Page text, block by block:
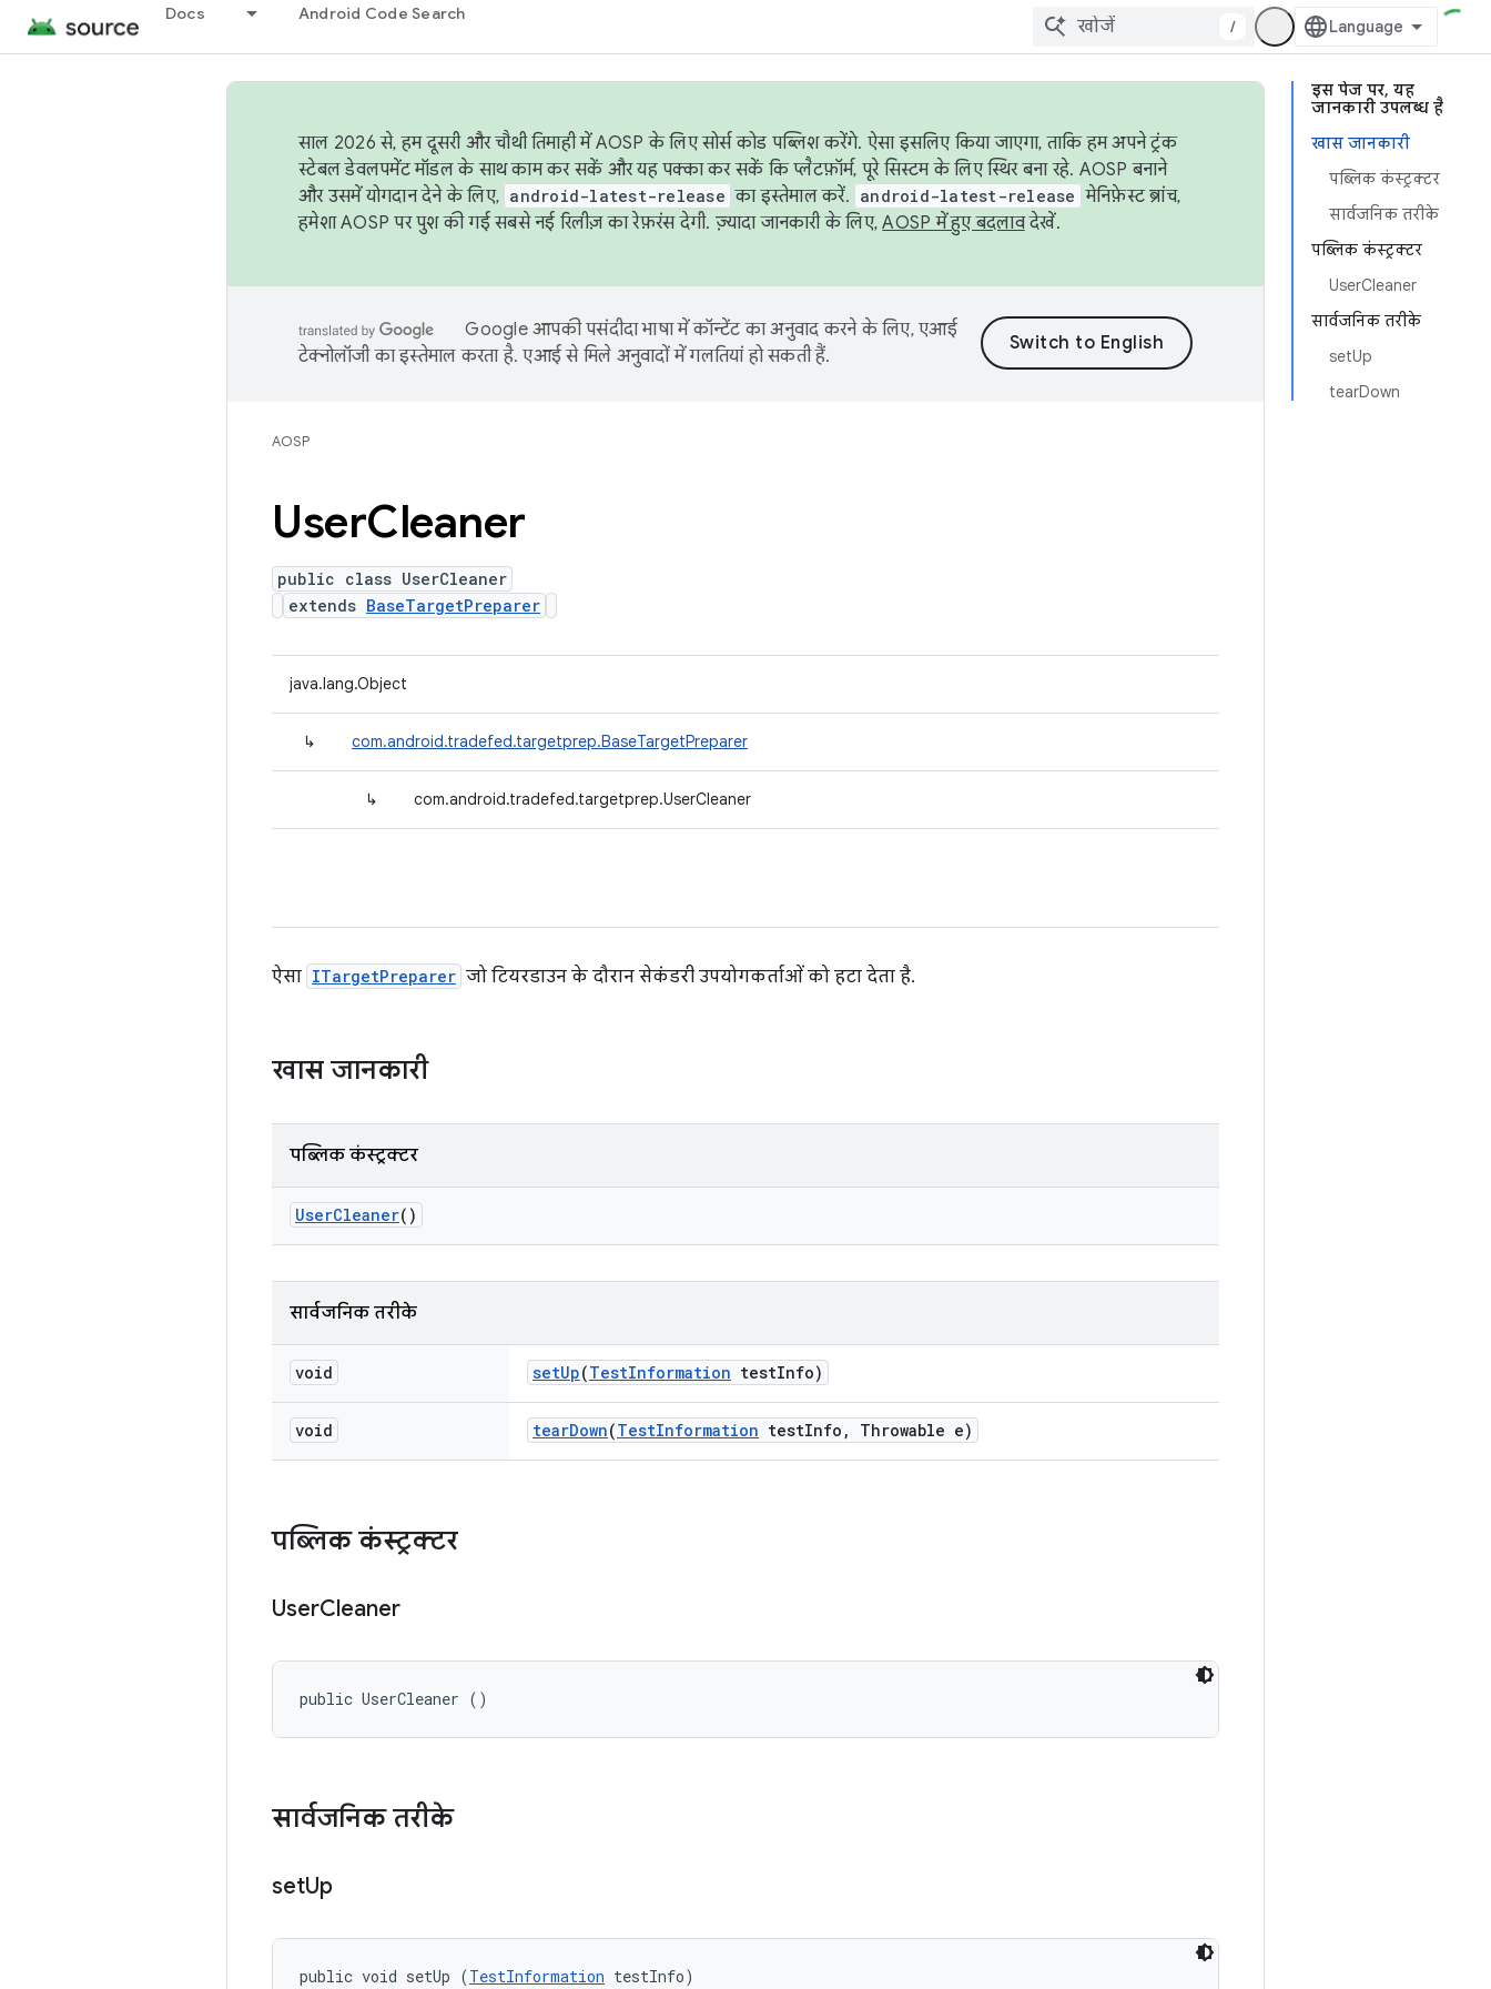
Docs Android Code Search
/
इस पेज पर, यह
जानकारी उपलब्ध है
खास जानकारी
पब्लिक कंस्ट्रक्टर
सार्वजनिक तरीके
पब्लिक कंस्ट्रक्टर
UserCleaner
सार्वजनिक तरीके
setUp
tearDown
साल 2026 से, हम दूसरी और चौथी तिमाही में AOSP के लिए सोर्स कोड पब्लिश करेंगे. ऐसा इसलिए किया जाएगा, ताकि हम अपने ट्रंक
स्टेबल डेवलपमेंट मॉडल के साथ काम कर सकें और यह पक्का कर सकें कि प्लैटफ़ॉर्म, पूरे सिस्टम के लिए स्थिर बना रहे. AOSP बनाने
और उसमें योगदान देने के लिए, android-latest-release का इस्तेमाल करें. android-latest-release मेनिफ़ेस्ट ब्रांच,
हमेशा AOSP पर पुश की गई सबसे नई रिलीज़ का रेफ़रंस देगी. ज़्यादा जानकारी के लिए,AOSP में हुए बदलावदेखें.
Google आपकी पसंदीदा भाषा में कॉन्टेंट का अनुवाद करने के लिए, एआई
टेक्नोलॉजी का इस्तेमाल करता है. एआई से मिले अनुवादों में गलतियां हो सकती हैं.
AOSP
UserCleaner
public class UserCleaner
extends BaseTargetPreparer
java.lang.Object
↳ com.android.tradefed.targetprep.BaseTargetPreparer
↳ com.android.tradefed.targetprep.UserCleaner
ऐसा ITargetPreparer जो टियरडाउन के दौरान सेकंडरी उपयोगकर्ताओं को हटा देता है.
खास जानकारी
पब्लिक कंस्ट्रक्टर
UserCleaner()
सार्वजनिक तरीके
void setUp(TestInformation testInfo)
void tearDown(TestInformation testInfo , Throwable e)
पब्लिक कंस्ट्रक्टर
UserCleaner
public UserCleaner ()
सार्वजनिक तरीके
setUp
public void setUp (TestInformation testInfo)